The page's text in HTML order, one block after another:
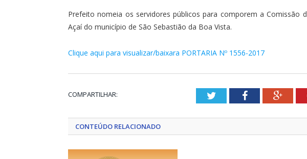
Prefeito nomeia os servidores públicos para comporem a Comissão
Açaí do município de São Sebastião da Boa Vista.
Clique aqui para visualizar/baixara PORTARIA Nº 1556-2017
COMPARTILHAR: TwitterFacebook
CONTEÚDO RELACIONADO